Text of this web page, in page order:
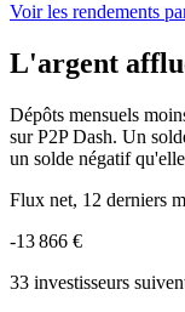
Voir les rendements
L'argent
Dépôts mensuels
sur P2P Dash. Un
un solde négatif
Flux net, 12 derniers
-13 866 €
33 investisseurs